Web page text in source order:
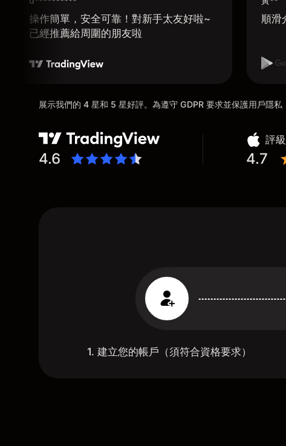
操作簡單，安全可靠！對新手太友好啦~
已經推薦給周圍的朋友啦
順滑
展示我們的 4 星和 5 星好評。為遵守 GDPR 要求並保護用戶隱
4.6
評
4.7
1. 建立您的帳戶（須符合資格要求）